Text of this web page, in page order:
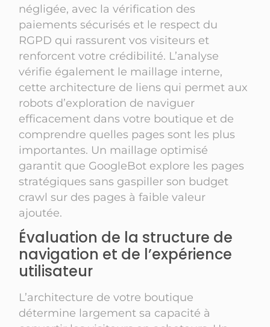
négligée, avec la vérification des
paiements sécurisés et le respect du
RGPD qui rassurent vos visiteurs et
renforcent votre crédibilité. L’analyse
vérifie également le maillage interne,
cette architecture de liens qui permet aux
robots d’exploration de naviguer
efficacement dans votre boutique et de
comprendre quelles pages sont les plus
importantes. Un maillage optimisé
garantit que GoogleBot explore les pages
stratégiques sans gaspiller son budget
crawl sur des pages à faible valeur
ajoutée.
Évaluation de la structure de
navigation et de l’expérience
utilisateur
L’architecture de votre boutique
détermine largement sa capacité à